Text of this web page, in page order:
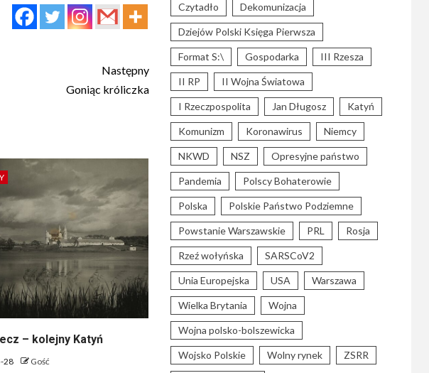
Następny
Goniąc króliczka
– kolejny Katyń
28 Gość
Czytadło Dekomunizacja
Dziejów Polski Księga Pierwsza
Format S:\ Gospodarka III Rzesza
II RP II Wojna Światowa
I Rzeczpospolita Jan Długosz Katyń
Komunizm Koronawirus Niemcy
NKWD NSZ Opresyjne państwo
Pandemia Polscy Bohaterowie
Polska Polskie Państwo Podziemne
Powstanie Warszawskie PRL Rosja
Rzeź wołyńska SARSCoV2
Unia Europejska USA Warszawa
Wielka Brytania Wojna
Wojna polsko-bolszewicka
Wojsko Polskie Wolny rynek ZSRR